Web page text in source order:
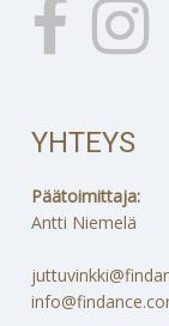
YHTEYS
Päätoimittaja:
Antti Niemelä